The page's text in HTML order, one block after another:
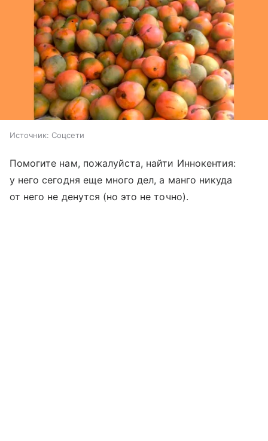
Источник: Соцсети
Помогите нам, пожалуйста, найти Иннокентия:
у него сегодня еще много дел, а манго никуда
от него не денутся (но это не точно).